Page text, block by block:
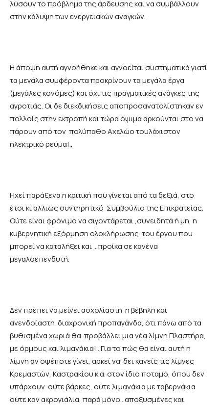
λύσουν το πρόβλημα της άρδευσης και να συμβάλλουν
στην κάλυψη των ενεργειακών αναγκών.
Η άποψη αυτή αγνοήθηκε και αγνοείται συστηματικά γιατί
τα μεγάλα συμφέροντα προκρίνουν τα μεγάλα έργα
(μεγάλες κονόμες) και όχι τις πραγματικές ανάγκες της
αγροτιάς. Οι δε διεκδικήσεις αποπροσανατολίστηκαν εν
πολλοίς στην εκτροπή και τώρα όψιμα αρκούνται στο να
πάρουν από τον πολύπαθο Αχελώο τουλάχιστον
ηλεκτρικό ρεύμα!..
Ηχεί παράξενα η κριτική που γίνεται από τα δεξιά, στο
έτσι κι αλλιώς συντηρητικό Συμβούλιο της Επικρατείας.
Ούτε είναι φρόνιμο να σιγοντάρεται ,συνειδητά ή μη, η
κυβερνητική εξόρμηση ολοκλήρωσης του έργου που
μπορεί να καταλήξει και …προίκα σε κανένα
μεγαλοεπενδυτή.
Δεν πρέπει να μείνει ασχολίαστη η βέβηλη και
ανενδοίαστη διαχρονική προπαγάνδα, ότι πάνω από τα
βυθισμένα χωριά θα προβάλλει μια νέα λίμνη Πλαστήρα,
με όρμους και λιμανάκια!.. Για το πώς θα είναι αυτή η
λίμνη αν οψέποτε γίνει, αρκεί να δει κανείς τις λίμνες
Κρεμαστών, Καστρακίου κ.α. στον ίδιο ποταμό, όπου δεν
υπάρχουν ούτε βάρκες, ούτε λιμανάκια με ταβερνάκια
ούτε καν ακρογιάλια, παρά μόνο ..αποξυσμένες και